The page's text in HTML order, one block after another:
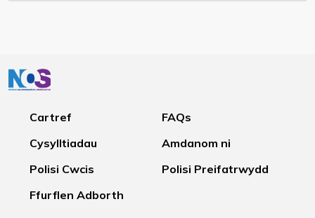
Cartref
FAQs
Cysylltiadau
Amdanom ni
Polisi Cwcis
Polisi Preifatrwydd
Ffurflen Adborth